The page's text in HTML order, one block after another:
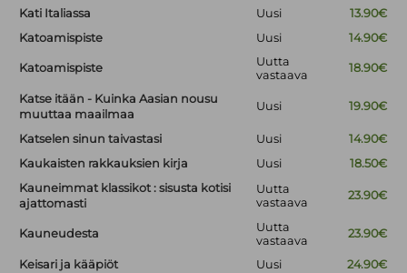
Kati Italiassa
Uusi
13.90€
Katoamispiste
Uusi 14.90€
Katoamispiste
Uutta
vastaava
18.90€
Katse itään - Kuinka Aasian nousu
muuttaa maailmaa
Uusi 19.90€
Katselen sinun taivastasi Uusi
14.90€
Kaukaisten rakkauksien kirja
Uusi
18.50€
Kauneimmat klassikot : sisusta kotisi
ajattomasti
Uutta
vastaava
23.90€
Kauneudesta
Uutta
vastaava
23.90€
Keisari ja kääpiöt Uusi
24.90€